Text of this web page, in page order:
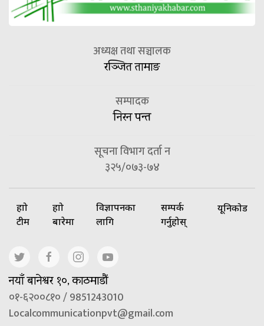
अध्यक्ष तथा सञ्चालक
रञ्जित तामाङ
सम्पादक
निरन पन्त
सूचना विभाग दर्ता न
३२५/०७३-७४
हाम्रो
टीम
हाम्रो
बारेमा
विज्ञापनका
लागि
सम्पर्क
गर्नुहोस्
यूनिकोड
नयाँ बानेश्वर १०, काठमाडौं
०१-६२००८१० / 9851243010
Localcommunicationpvt@gmail.com